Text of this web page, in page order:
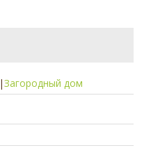
|Загородный дом